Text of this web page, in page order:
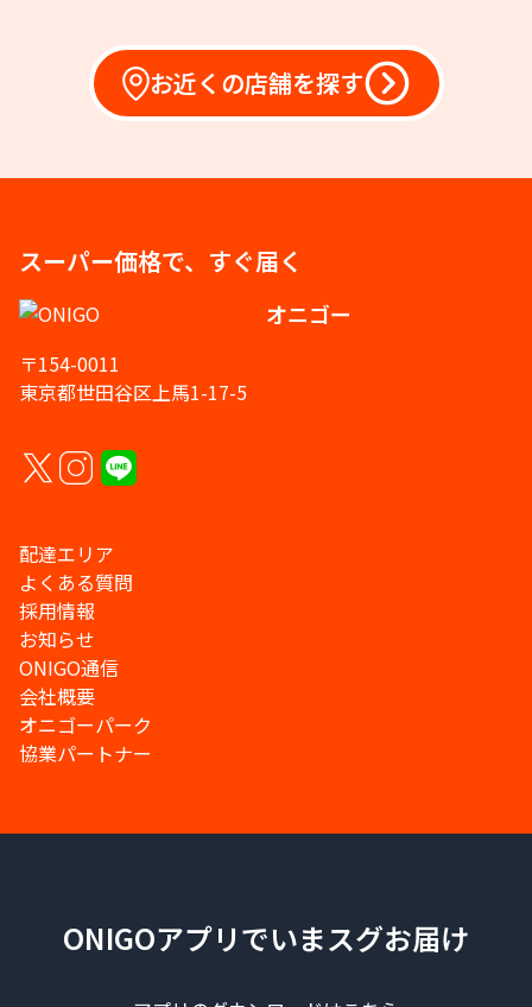
お近くの店舗を探す
スーパー価格で、すぐ届く
オニゴー
〒154-0011
東京都世田谷区上馬1-17-5
配達エリア
よくある質問
採用情報
お知らせ
ONIGO通信
会社概要
オニゴーパーク
協業パートナー
ONIGOアプリでいまスグお届け